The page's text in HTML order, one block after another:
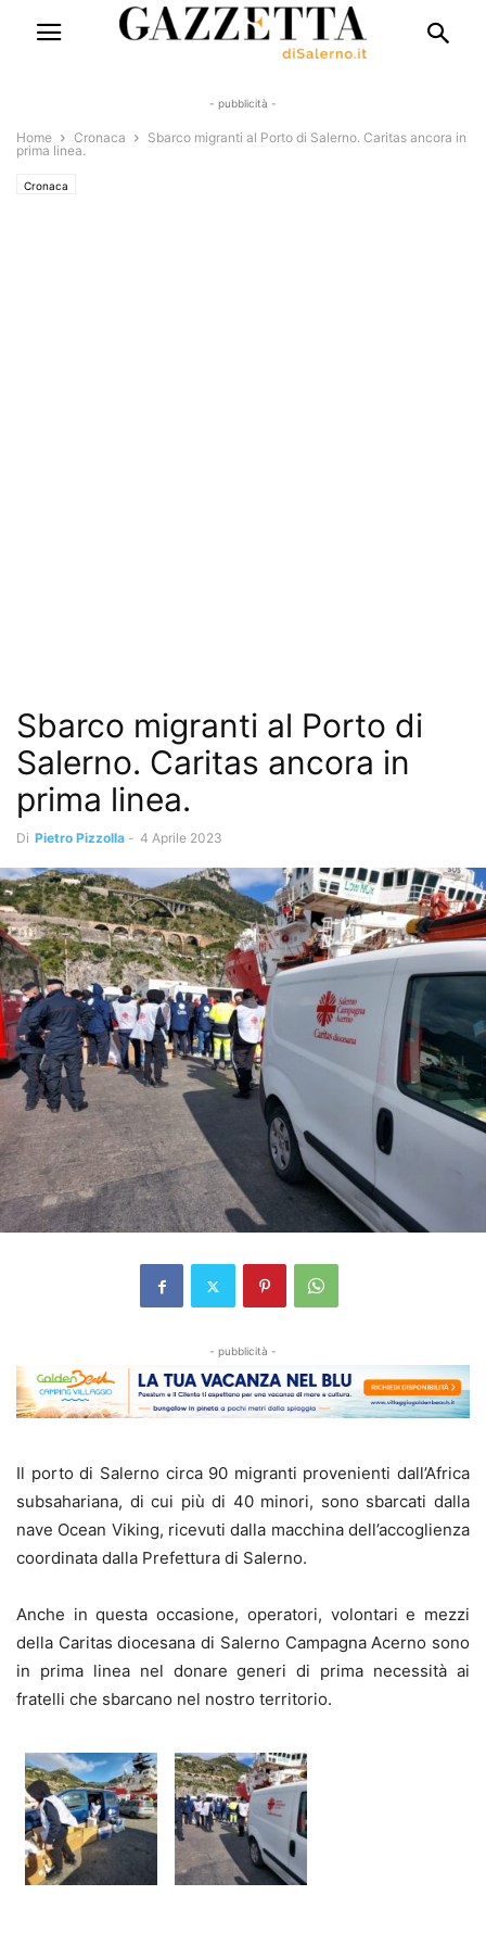
- pubblicità -
Home Cronaca
Sbarco migranti al Porto di Salerno. Caritas ancora in
prima linea.
Cronaca
Sbarco migranti al Porto di
Salerno. Caritas ancora in
prima linea.
Di Pietro Pizzolla - 4 Aprile 2023
- pubblicità -
Il porto di Salerno circa 90 migranti provenienti dall’Africa
subsahariana, di cui più di 40 minori, sono sbarcati dalla
nave Ocean Viking, ricevuti dalla macchina dell’accoglienza
coordinata dalla Prefettura di Salerno.
Anche in questa occasione, operatori, volontari e mezzi
della Caritas diocesana di Salerno Campagna Acerno sono
in prima linea nel donare generi di prima necessità ai
fratelli che sbarcano nel nostro territorio.